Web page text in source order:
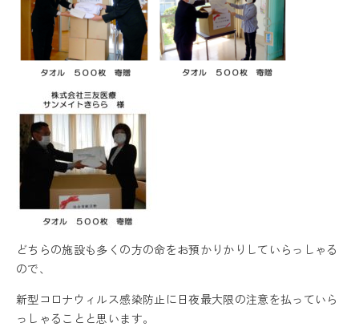
どちらの施設も多くの方の命をお預かりかりしていらっしゃる
ので、
新型コロナウィルス感染防止に日夜最大限の注意を払っていら
っしゃることと思います。